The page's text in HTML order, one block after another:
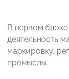
В первом
деятельность
маркировку,
промыслы.